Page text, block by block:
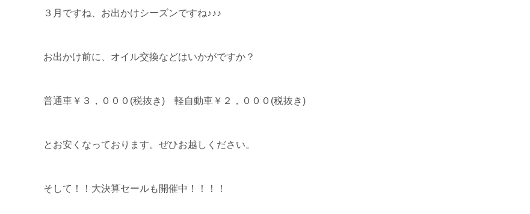
３月ですね、お出かけシーズンですね♪♪♪
お出かけ前に、オイル交換などはいかがですか？
普通車￥３，０００(税抜き) 軽自動車￥２，０００(税抜き)
とお安くなっております。ぜひお越しください。
そして！！大決算セールも開催中！！！！